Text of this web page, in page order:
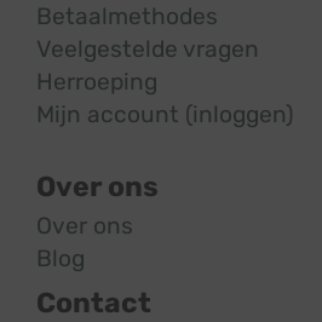
Betaalmethodes
Veelgestelde vragen
Herroeping
Mijn account (inloggen)
Over ons
Over ons
Blog
Contact